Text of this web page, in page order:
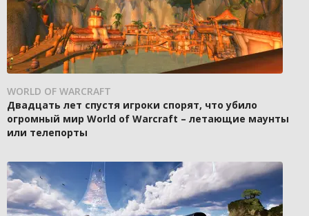
WORLD OF WARCRAFT
Двадцать лет спустя игроки спорят, что убило
огромный мир World of Warcraft – летающие маунты
или телепорты